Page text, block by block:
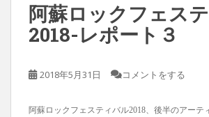
阿蘇ロックフェス
2018-レポート３
2018年5月31日 コメントをする
阿蘇ロックフェスティバル2018、後半のアーテ